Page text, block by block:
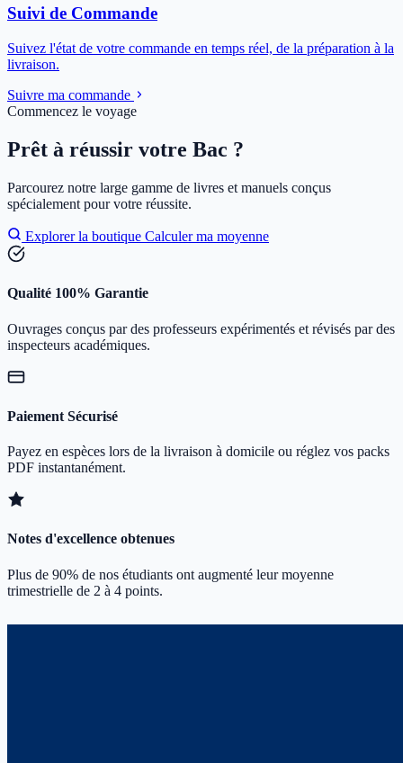
Suivi de Commande
Suivez l'état de votre commande en temps réel, de la préparation à la
livraison.
Suivre ma commande
Commencez le voyage
Prêt à réussir votre Bac ?
Parcourez notre large gamme de livres et manuels conçus
spécialement pour votre réussite.
Explorer la boutique Calculer ma moyenne
Qualité 100% Garantie
Ouvrages conçus par des professeurs expérimentés et révisés par des
inspecteurs académiques.
Paiement Sécurisé
Payez en espèces lors de la livraison à domicile ou réglez vos packs
PDF instantanément.
Notes d'excellence obtenues
Plus de 90% de nos étudiants ont augmenté leur moyenne
trimestrielle de 2 à 4 points.